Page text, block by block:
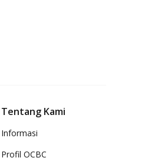
Tentang Kami
Informasi
Profil OCBC